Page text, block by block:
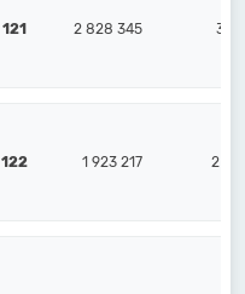
121 2 828 345 3
122 1 923 217 2